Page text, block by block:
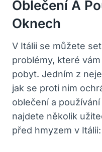
Oblečení A
Oknech
V Itálii se můžete
problémy, které
pobyt. Jedním z
jak se proti nim
oblečení a
najdete několik
před hmyzem v Itálii: